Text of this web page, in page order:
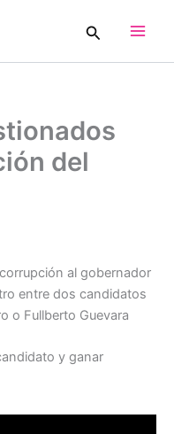
Buscar
del
al gobernador
entre dos candidatos
o Fullberto Guevara
y ganar